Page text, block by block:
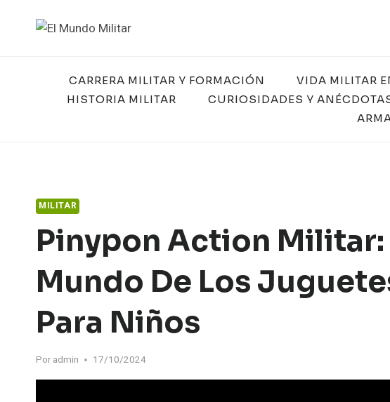
CARRERA MILITAR Y FORMACIÓN VIDA MILITAR
HISTORIA MILITAR
CURIOSIDADES Y
MILITAR
Pinypon Action Militar:
Mundo De Los
Para Niños
Por admin 17/10/2024